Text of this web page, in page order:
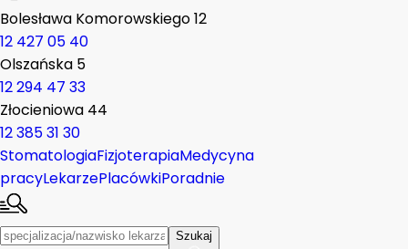
Bolesława Komorowskiego 12
12 427 05 40
Olszańska 5
12 294 47 33
Złocieniowa 44
12 385 31 30
StomatologiaFizjoterapiaMedycyna
pracyLekarzePlacówkiPoradnie
Szukaj